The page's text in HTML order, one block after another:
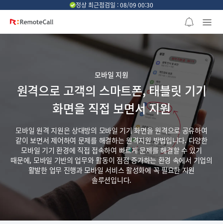
정상 최근점검일 : 08/09 00:30
모바일 지원
원격으로 고객의 스마트폰, 태블릿 기기
화면을 직접 보면서 지원
모바일 원격 지원은 상대방의 모바일 기기 화면을 원격으로 공유하여
같이 보면서 제어하여 문제를 해결하는 원격지원 방법입니다.다양한
모바일 기기 환경에 직접 접속하여 빠르게 문제를 해결할 수 있기
때문에, 모바일 기반의 업무와 활동이 점점 증가하는 환경 속에서 기업의
활발한 업무 진행과 모바일 서비스 활성화에 꼭 필요한 지원
솔루션입니다.